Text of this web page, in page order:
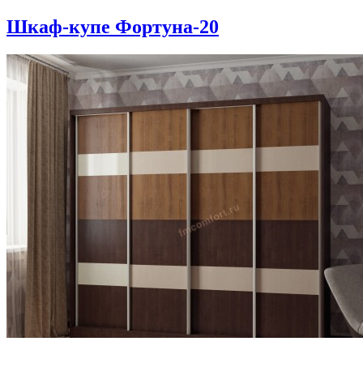
Шкаф-купе Фортуна-20